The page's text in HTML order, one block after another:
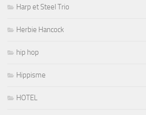
Harp et Steel Trio
Herbie Hancock
hip hop
Hippisme
HOTEL